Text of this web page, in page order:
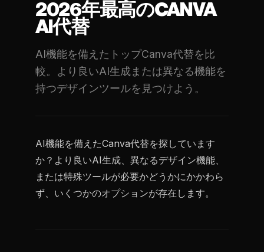
2026年最高のCANVA
AI代替
AI機能を備えたトップCanva代替を比
較。より良いAI生成または異なる機能を
持つデザインツールを見つけよう。
AI機能を備えたCanva代替を探しています
か？より良いAI生成、異なるデザイン機能、
または特殊ツールが必要かどうかにかかわら
ず、いくつかのオプションが存在します。